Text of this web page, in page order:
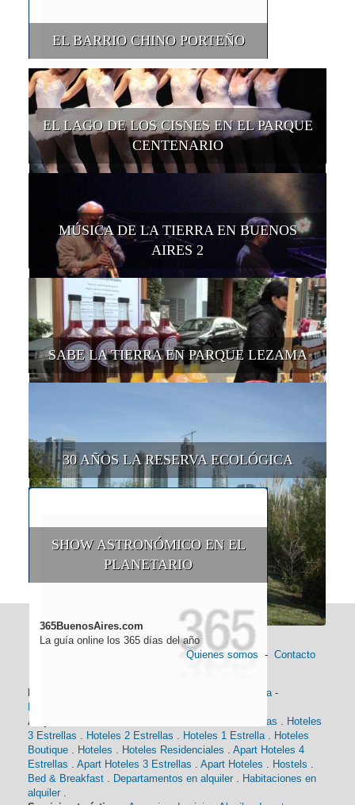
EL BARRIO CHINO PORTEÑO
EL LAGO DE LOS CISNES EN EL PARQUE
CENTENARIO
MÚSICA DE LA TIERRA EN BUENOS
AIRES 2
SABE LA TIERRA EN PARQUE LEZAMA
30 AÑOS LA RESERVA ECOLÓGICA
SHOW ASTRONÓMICO EN EL
PLANETARIO
365BuenosAires.com
La guía online los 365 días del año
Quienes somos - Contacto
Información general: Historia -
Distancias
Alojamiento:
Hoteles 4 Estrellas
Hoteles
3 Estrellas
Hoteles 2 Estrellas Hoteles 1 Estrella
Hoteles
Boutique
Hoteles Hoteles Residenciales
Apart Hoteles 4
Estrellas
Apart Hoteles 3 Estrellas Apart Hoteles Hostels
Bed & Breakfast
Departamentos en alquiler
Habitaciones en
alquiler